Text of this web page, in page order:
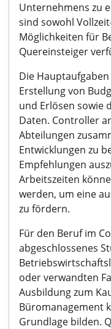
Unternehmens zu
sind sowohl
Möglichkeiten für
Quereinsteiger
Die
Erstellung von
und Erlösen sowie
Daten. Controller
Abteilungen
Entwicklungen zu
Empfehlungen
Arbeitszeiten
werden, um eine
zu fördern.
Für den Beruf im
abgeschlossenes
oder verwandten
Ausbildung zum
Büromanagement
Grundlage bilden.